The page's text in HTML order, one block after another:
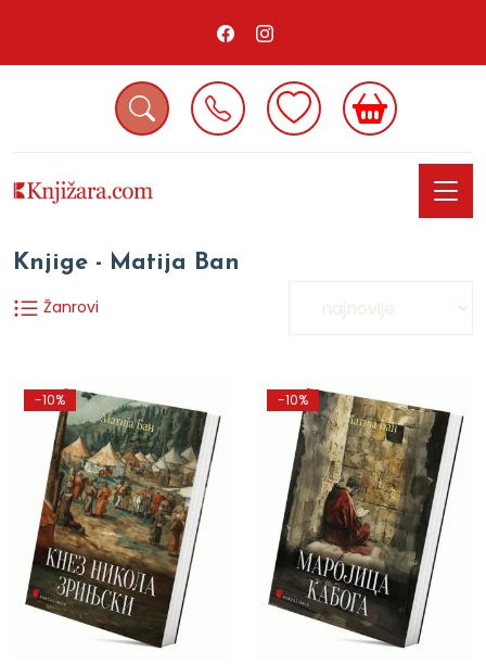
Knjige - Matija Ban
Žanrovi
-10% -10%